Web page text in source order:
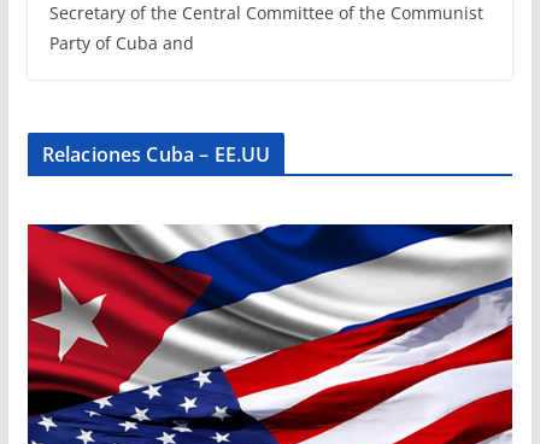
Secretary of the Central Committee of the Communist
Party of Cuba and
Relaciones Cuba – EE.UU